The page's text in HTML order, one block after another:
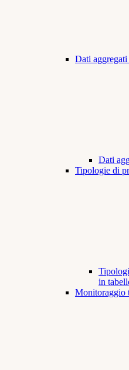
Dati
Dati
Tipologie di
in
Monitoraggio